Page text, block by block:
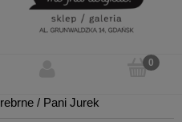
/ Pani Jurek